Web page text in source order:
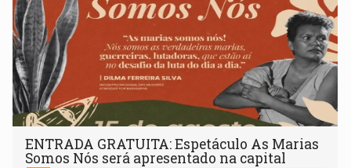
ENTRADA GRATUITA: Espetáculo As Marias
Somos Nós será apresentado na capital